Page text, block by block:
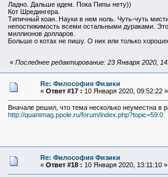
Ладно. Дальше идем. Пока Пипы нету))
Кот Шредингера.
Типичный коан. Науки в нем ноль. Чуть-чуть
непостижимость всеми остальными дураками.
миллионов долларов.
Больше о котах не пишу. О них или только
« Последнее редактирование: 23 Января 2020,
Re: Философия Физики
« Ответ #17 : 10 Января 2020, 09:52:22 »
Вначале решил, что тема несколько неуместна
http://quantmag.ppole.ru/forum/index.php?topic=59.0
Re: Философия Физики
« Ответ #18 : 10 Января 2020, 13:11:10 »